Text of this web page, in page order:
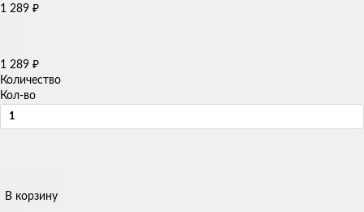
1 289 ₽
1 289 ₽
Количество
Кол-во
В корзину